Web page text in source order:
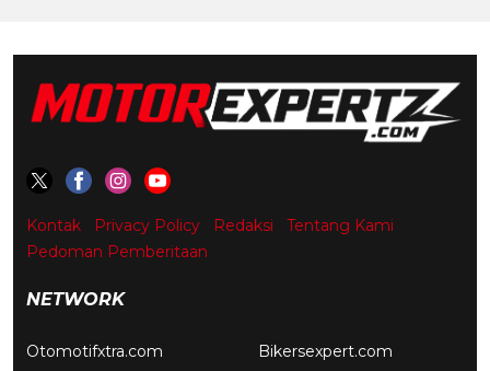
Kontak Privacy Policy Redaksi
Tentang Kami
Pedoman Pemberitaan
NETWORK
Otomotifxtra.com Bikersexpert.com